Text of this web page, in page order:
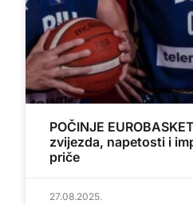
POČINJE
zvijezda, napetosti i
priče
27.08.2025.